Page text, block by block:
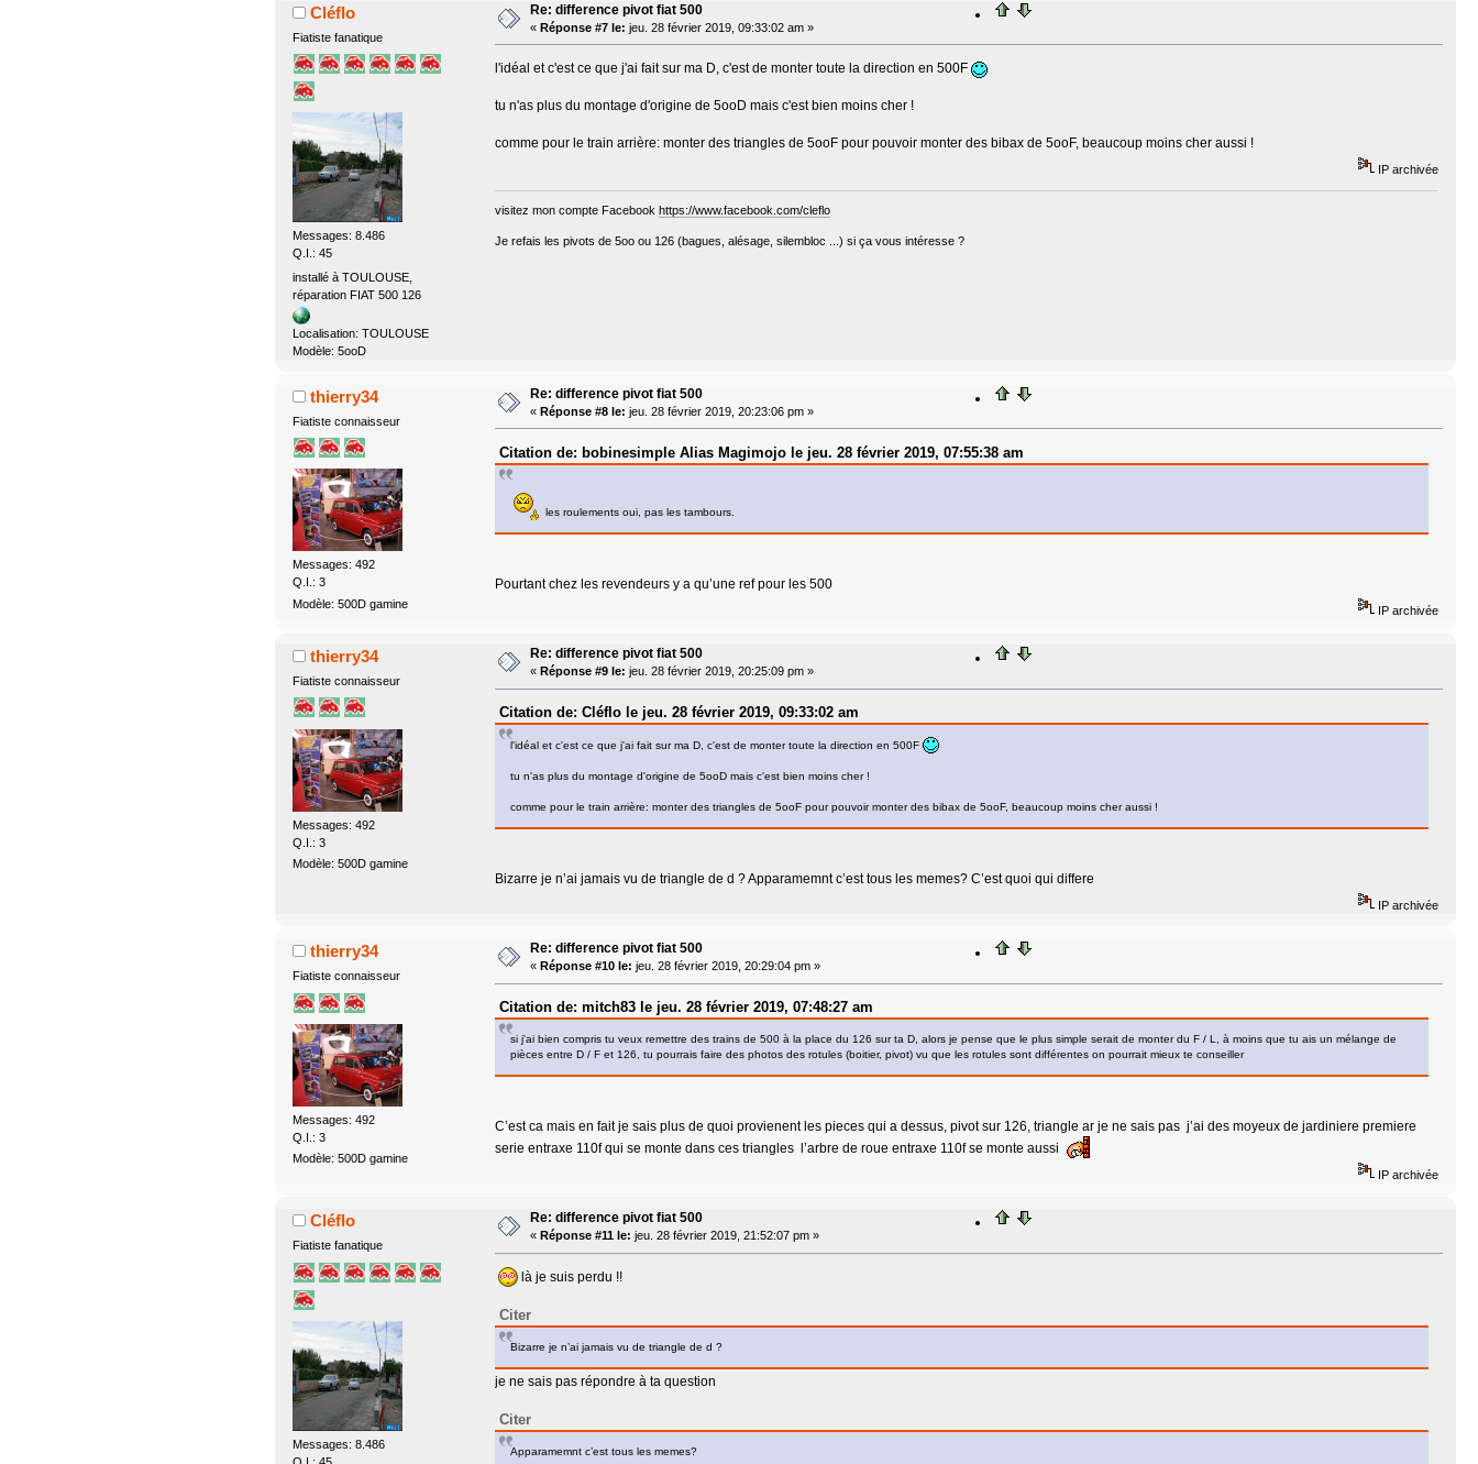
Cléflo
Fiatiste fanatique
Messages: 8.486
Q.I.: 45
installé à TOULOUSE,
réparation FIAT 500 126
Localisation: TOULOUSE
Modèle: 5ooD
Re: difference pivot fiat 500
« Réponse #7 le: jeu. 28 février 2019, 09:33:02 am »
l'idéal et c'est ce que j'ai fait sur ma D, c'est de monter toute la direction en 500F
tu n'as plus du montage d'origine de 5ooD mais c'est bien moins cher !
comme pour le train arrière: monter des triangles de 5ooF pour pouvoir monter des bibax de 5ooF, beaucoup moins cher aussi !
IP archivée
visitez mon compte Facebook https://www.facebook.com/cleflo
Je refais les pivots de 5oo ou 126 (bagues, alésage, silembloc ...) si ça vous intéresse ?
thierry34
Fiatiste connaisseur
Messages: 492
Q.I.: 3
Modèle: 500D gamine
Re: difference pivot fiat 500
« Réponse #8 le: jeu. 28 février 2019, 20:23:06 pm »
Citation de: bobinesimple Alias Magimojo le jeu. 28 février 2019, 07:55:38 am
les roulements oui, pas les tambours.
Pourtant chez les revendeurs y a qu’une ref pour les 500
IP archivée
thierry34
Fiatiste connaisseur
Messages: 492
Q.I.: 3
Modèle: 500D gamine
Re: difference pivot fiat 500
« Réponse #9 le: jeu. 28 février 2019, 20:25:09 pm »
Citation de: Cléflo le jeu. 28 février 2019, 09:33:02 am
l'idéal et c'est ce que j'ai fait sur ma D, c'est de monter toute la direction en 500F
tu n'as plus du montage d'origine de 5ooD mais c'est bien moins cher !
comme pour le train arrière: monter des triangles de 5ooF pour pouvoir monter des bibax de 5ooF, beaucoup moins cher aussi !
Bizarre je n’ai jamais vu de triangle de d ? Apparamemnt c’est tous les memes? C’est quoi qui differe
IP archivée
thierry34
Fiatiste connaisseur
Messages: 492
Q.I.: 3
Modèle: 500D gamine
Re: difference pivot fiat 500
« Réponse #10 le: jeu. 28 février 2019, 20:29:04 pm »
Citation de: mitch83 le jeu. 28 février 2019, 07:48:27 am
si j'ai bien compris tu veux remettre des trains de 500 à la place du 126 sur ta D, alors je pense que le plus simple serait de monter du F / L, à moins que tu ais un mélange de
pièces entre D / F et 126, tu pourrais faire des photos des rotules (boitier, pivot) vu que les rotules sont différentes on pourrait mieux te conseiller
C’est ca mais en fait je sais plus de quoi provienent les pieces qui a dessus, pivot sur 126, triangle ar je ne sais pas j’ai des moyeux de jardiniere premiere
serie entraxe 110f qui se monte dans ces triangles l’arbre de roue entraxe 110f se monte aussi
IP archivée
Cléflo
Fiatiste fanatique
Messages: 8.486
Re: difference pivot fiat 500
« Réponse #11 le: jeu. 28 février 2019, 21:52:07 pm »
là je suis perdu !!
Citer
Bizarre je n’ai jamais vu de triangle de d ?
je ne sais pas répondre à ta question
Citer
Apparamemnt c’est tous les memes?